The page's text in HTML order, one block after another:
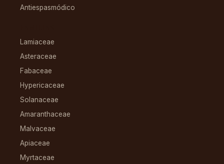
Antiespasmódico
Lamiaceae
Asteraceae
Fabaceae
Hypericaceae
Solanaceae
Amaranthaceae
Malvaceae
Apiaceae
Myrtaceae